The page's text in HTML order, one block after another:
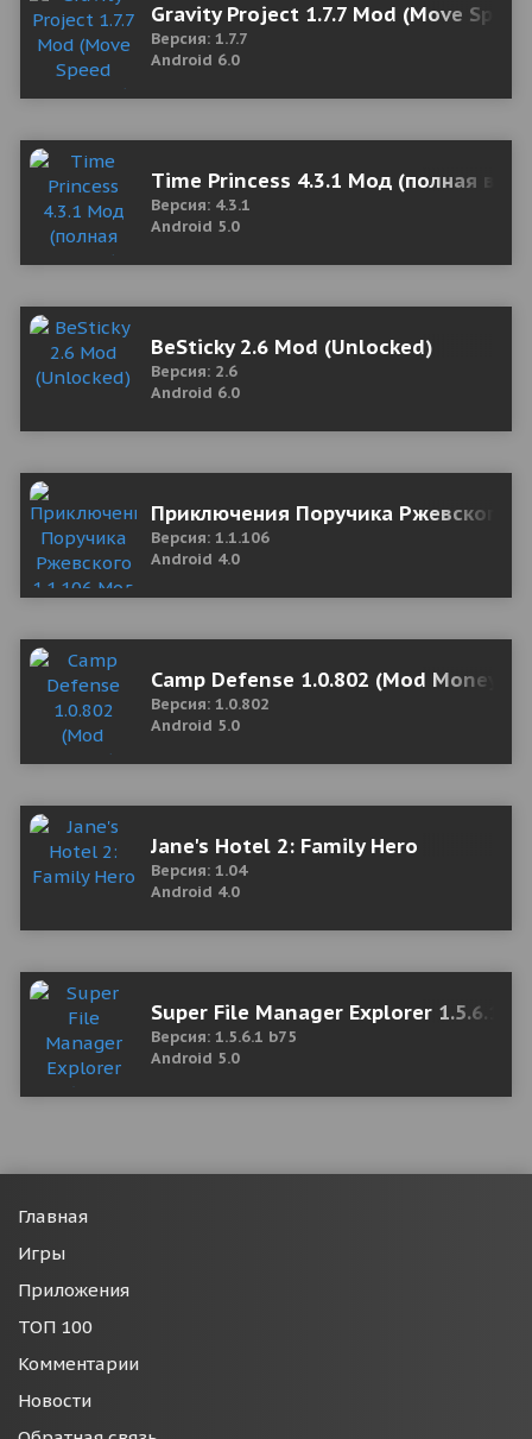
Gravity Project 1.7.7 Mod (Move
Версия: 1.7.7
Android 6.0
Time Princess 4.3.1 Мод (полная
Версия: 4.3.1
Android 5.0
BeSticky 2.6 Mod (Unlocked)
Версия: 2.6
Android 6.0
Приключения Поручика Ржевского
Версия: 1.1.106
Android 4.0
Camp Defense 1.0.802 (Mod Money)
Версия: 1.0.802
Android 5.0
Jane's Hotel 2: Family Hero
Версия: 1.04
Android 4.0
Super File Manager Explorer 1.5.6.1
Версия: 1.5.6.1 b75
Android 5.0
Главная
Игры
Приложения
ТОП 100
Комментарии
Новости